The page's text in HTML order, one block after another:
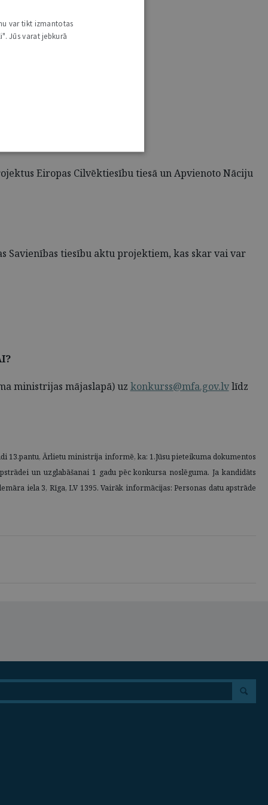
Eiropas Cilvēktiesību tiesā un Apvienoto Nāciju
Savienības tiesību aktu projektiem, kas skar vai var
ministrijas mājaslapā) uz konkurss@mfa.gov.lvlīdz
13.pantu, Ārlietu ministrija informē, ka: 1.Jūsu pieteikuma dokumentos
un uzglabāšanai 1 gadu pēc konkursa noslēguma. Ja kandidāts
iela 3, Rīga, LV 1395. Vairāk informācijas: Personas datu apstrāde
var tikt izmantotas
Jūs varat jebkurā